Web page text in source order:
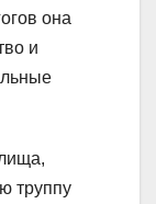
она
и
труппу